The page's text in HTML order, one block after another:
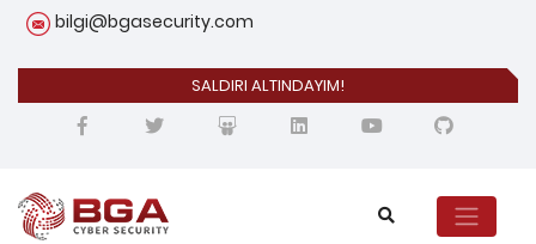
bilgi@bgasecurity.com
SALDIRI ALTINDAYIM!